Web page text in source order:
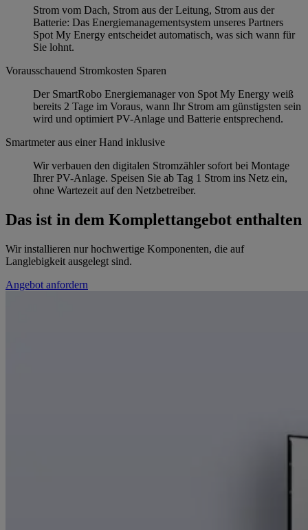
Strom vom Dach, Strom aus der Leitung, Strom aus der
Batterie: Das Energiemanagementsystem unseres Partners
Spot My Energy entscheidet automatisch, was sich wann für
Sie lohnt.
Vorausschauend Stromkosten Sparen
Der SmartRobo Energiemanager von Spot My Energy weiß
bereits 2 Tage im Voraus, wann Ihr Strom am günstigsten sein
wird und optimiert PV-Anlage und Batterie entsprechend.
Smartmeter aus einer Hand inklusive
Wir verbauen den digitalen Stromzähler sofort bei Montage
Ihrer PV-Anlage. Speisen Sie ab Tag 1 Strom ins Netz ein,
ohne Wartezeit auf den Netzbetreiber.
Das ist in dem Komplettangebot enthalten
Wir installieren nur hochwertige Komponenten, die auf
Langlebigkeit ausgelegt sind.
Angebot anfordern